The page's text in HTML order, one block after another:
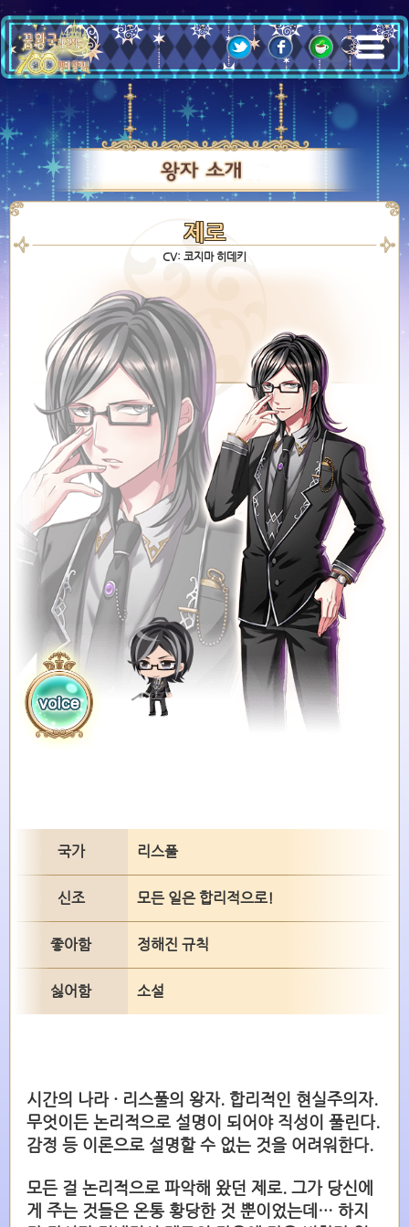
;
제로
CV: 코지마 히데키
국가 리스풀
신조 모든 일은 합리적으로!
좋아함 정해진 규칙
싫어함 소설
시간의 나라 · 리스풀의 왕자. 합리적인 현실주의자.
무엇이든 논리적으로 설명이 되어야 직성이 풀린다.
감정 등 이론으로 설명할 수 없는 것을 어려워한다.
모든 걸 논리적으로 파악해 왔던 제로. 그가 당신에
게 주는 것들은 온통 황당한 것 뿐이었는데… 하지